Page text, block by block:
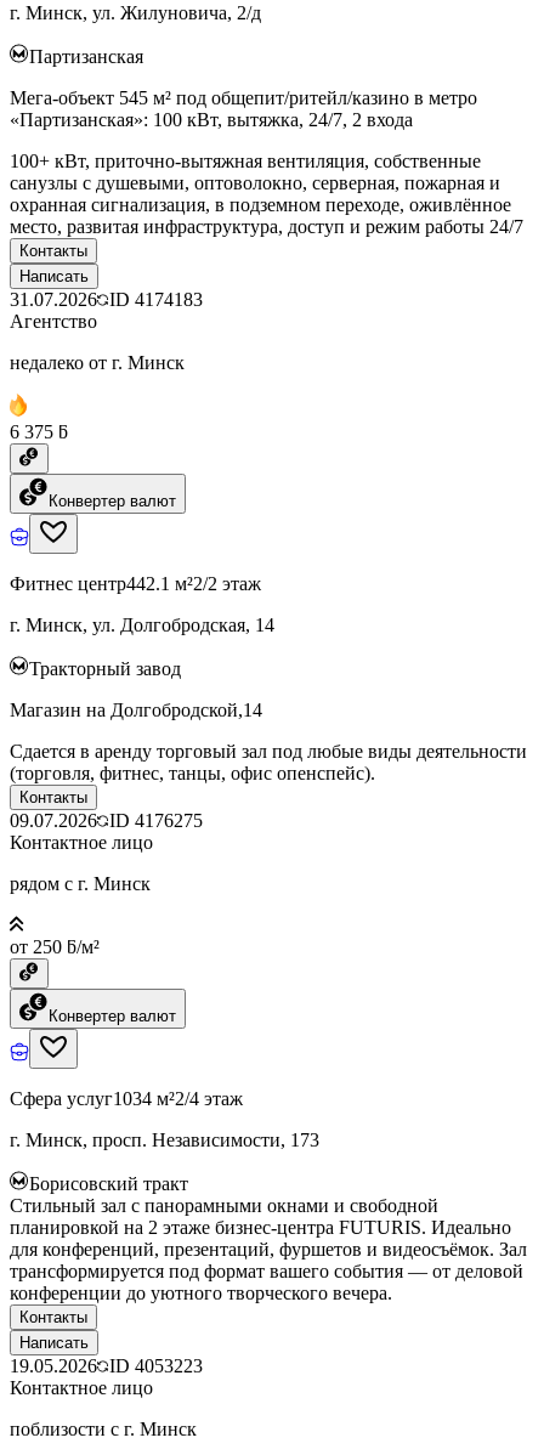
г. Минск, ул. Жилуновича, 2/д
Партизанская
Мега-объект 545 м² под общепит/ритейл/казино в метро
«Партизанская»: 100 кВт, вытяжка, 24/7, 2 входа
100+ кВт, приточно-вытяжная вентиляция, собственные
санузлы с душевыми, оптоволокно, серверная, пожарная и
охранная сигнализация, в подземном переходе, оживлённое
место, развитая инфраструктура, доступ и режим работы 24/7
Контакты
Написать
31.07.2026 ID 4174183
Агентство
недалеко от г. Минск
6 375 ƃ
Конвертер валют
Фитнес центр442.1 м²2/2 этаж
г. Минск, ул. Долгобродская, 14
Тракторный завод
Магазин на Долгобродской,14
Сдается в аренду торговый зал под любые виды деятельности
(торговля, фитнес, танцы, офис опенспейс).
Контакты
09.07.2026 ID 4176275
Контактное лицо
рядом с г. Минск
от 250 ƃ/м²
Конвертер валют
Сфера услуг1034 м²2/4 этаж
г. Минск, просп. Независимости, 173
Борисовский тракт
Стильный зал с панорамными окнами и свободной
планировкой на 2 этаже бизнес-центра FUTURIS. Идеально
для конференций, презентаций, фуршетов и видеосъёмок. Зал
трансформируется под формат вашего события — от деловой
конференции до уютного творческого вечера.
Контакты
Написать
19.05.2026 ID 4053223
Контактное лицо
поблизости с г. Минск